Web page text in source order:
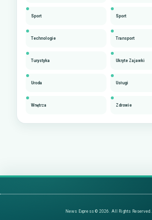
Sport Sport
Technologie Transport
Turystyka Ukryte Zajawki
Uroda Usługi
Wnętrza Zdrowie
News Express © 2026. All Rights Reserved.